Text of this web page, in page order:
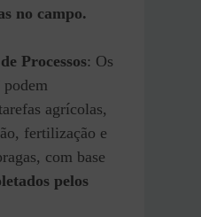
no campo.
Processos: Os
agrícolas,
fertilização e
com base
pelos